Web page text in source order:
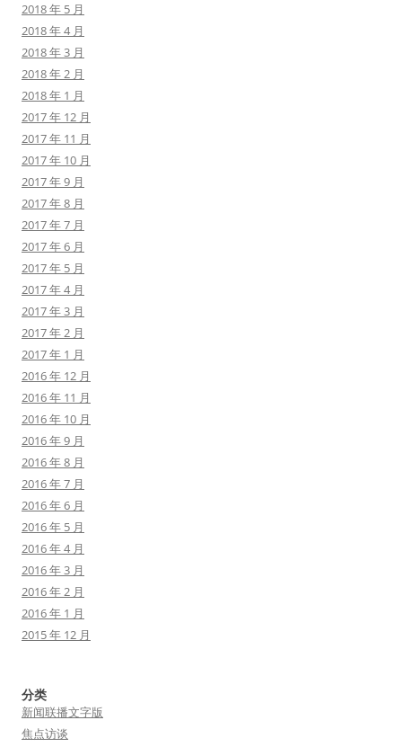
2018 年 5 月
2018 年 4 月
2018 年 3 月
2018 年 2 月
2018 年 1 月
2017 年 12 月
2017 年 11 月
2017 年 10 月
2017 年 9 月
2017 年 8 月
2017 年 7 月
2017 年 6 月
2017 年 5 月
2017 年 4 月
2017 年 3 月
2017 年 2 月
2017 年 1 月
2016 年 12 月
2016 年 11 月
2016 年 10 月
2016 年 9 月
2016 年 8 月
2016 年 7 月
2016 年 6 月
2016 年 5 月
2016 年 4 月
2016 年 3 月
2016 年 2 月
2016 年 1 月
2015 年 12 月
分类
新闻联播文字版
焦点访谈